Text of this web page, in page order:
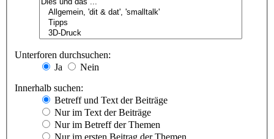
Unterforen durchsuchen:
Ja
Nein
Innerhalb suchen:
Betreff und Text der Beiträge
Nur im Text der Beiträge
Nur im Betreff der Themen
Nur im ersten Beitrag der Themen